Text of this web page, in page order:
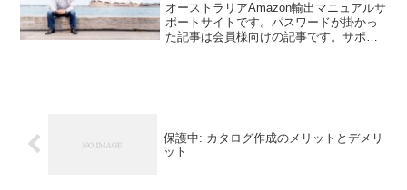
オーストラリアAmazon輸出マニュアルサ
ポートサイトです。パスワードが掛かっ
た記事は会員様向けの記事です。サポー
保護中: カタログ作成のメリットとデメリ
ット